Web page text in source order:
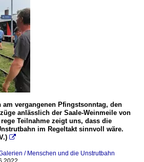
am vergangenen Pfingstsonntag, den
anlässlich der Saale-Weinmeile von
Teilnahme zeigt uns, dass die
im Regeltakt sinnvoll wäre.

/ Menschen und die Unstrutbahn